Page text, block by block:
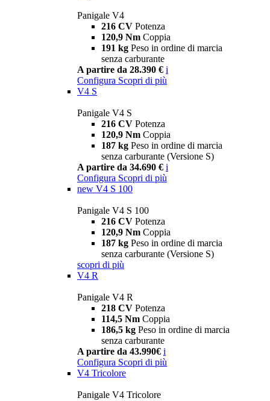
Panigale V4
216 CV Potenza
120,9 Nm Coppia
191 kg Peso in ordine di marcia
senza carburante
A partire da 28.390 € i
Configura Scopri di più
V4 S
Panigale V4 S
216 CV Potenza
120,9 Nm Coppia
187 kg Peso in ordine di marcia
senza carburante (Versione S)
A partire da 34.690 € i
Configura Scopri di più
new V4 S 100
Panigale V4 S 100
216 CV Potenza
120,9 Nm Coppia
187 kg Peso in ordine di marcia
senza carburante (Versione S)
scopri di più
V4 R
Panigale V4 R
218 CV Potenza
114,5 Nm Coppia
186,5 kg Peso in ordine di marcia
senza carburante
A partire da 43.990€ i
Configura Scopri di più
V4 Tricolore
Panigale V4 Tricolore